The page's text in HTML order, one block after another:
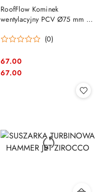
RoofFlow Kominek
wentylacyjny PCV Ø75 mm /
bitumicznych RoofFlex
(0)
Cena:
67.00
Cena:
67.00